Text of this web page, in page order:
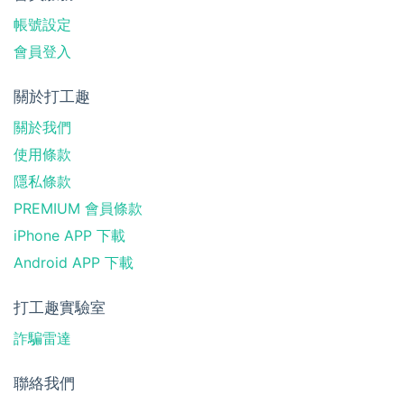
帳號設定
會員登入
關於打工趣
關於我們
使用條款
隱私條款
PREMIUM 會員條款
iPhone APP 下載
Android APP 下載
打工趣實驗室
詐騙雷達
聯絡我們